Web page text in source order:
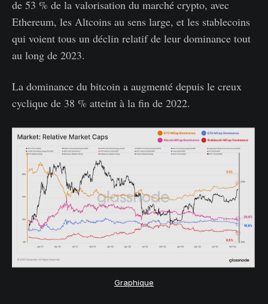
de 53 % de la valorisation du marché crypto, avec
Ethereum, les Altcoins au sens large, et les stablecoins
qui voient tous un déclin relatif de leur dominance tout
au long de 2023.
La dominance du bitcoin a augmenté depuis le creux
cyclique de 38 % atteint à la fin de 2022.
Graphique